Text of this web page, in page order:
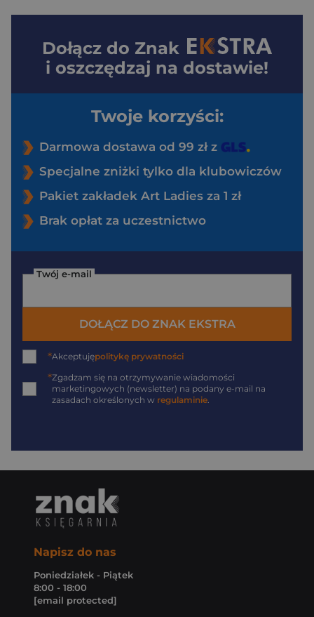
Dołącz do Znak
i oszczędzaj na dostawie!
Twoje korzyści:
Darmowa dostawa od 99 zł z
Specjalne zniżki tylko dla klubowiczów
Pakiet zakładek Art Ladies za 1 zł
Brak opłat za uczestnictwo
Twój e-mail
DOŁĄCZ DO ZNAK EKSTRA
*Akceptujępolitykę prywatności
*Zgadzam się na otrzymywanie wiadomości
marketingowych (newsletter) na podany e-mail na
zasadach określonych w regulaminie
Napisz do nas
Poniedziałek - Piątek
8:00 - 18:00
[email protected]